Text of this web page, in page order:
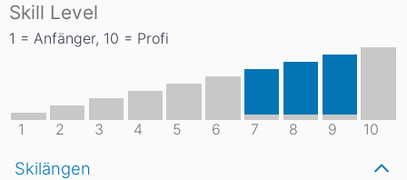
Skill Level
1 = Anfänger, 10 = Profi
1 2 3 4 5 6 7 8 9 10
Skilängen